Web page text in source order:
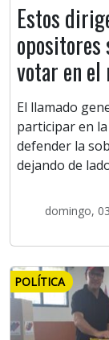
Estos
opositores
votar en
El llamado
participar en
defender la
dejando de
domingo,
POLÍTICA